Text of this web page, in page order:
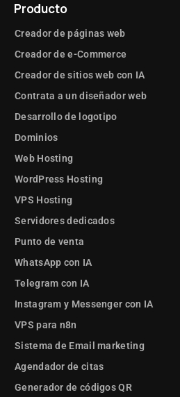
Producto
Creador de páginas web
Creador de e-Commerce
Creador de sitios web con IA
Contrata a un diseñador web
Desarrollo de logotipo
Dominios
Web Hosting
WordPress Hosting
VPS Hosting
Servidores dedicados
Punto de venta
WhatsApp con IA
Telegram con IA
Instagram y Messenger con IA
VPS para n8n
Sistema de Email marketing
Agendador de citas
Generador de códigos QR